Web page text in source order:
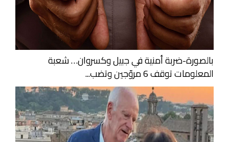
بالصورة-ضربة أمنية في جبيل وكسروان… شعبة
المعلومات توقف 6 مروّجين وتضب...